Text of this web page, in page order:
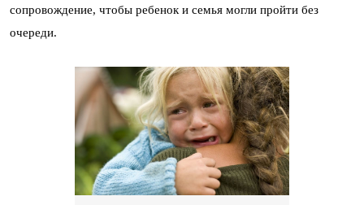
сопровождение, чтобы ребенок и семья могли пройти без
очереди.